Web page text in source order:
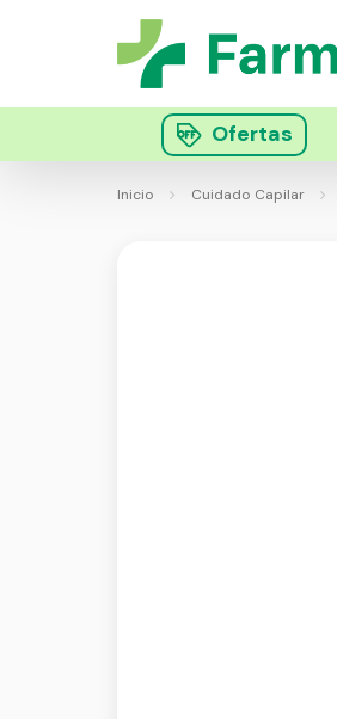
Ofertas
Inicio Cuidado Capilar